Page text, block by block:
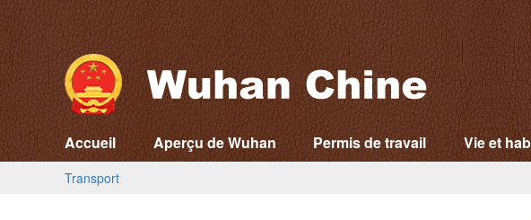
Accueil Aperçu de Wuhan Permis de travail Vie et
Transport